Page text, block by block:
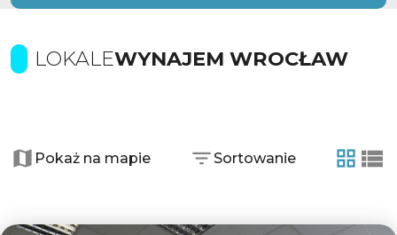
LOKALEWYNAJEM WROCŁAW
2
−Pokaż na mapie Sortowanie
tabela